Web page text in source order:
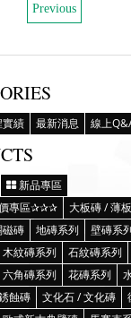
Previous
實績 最新消息 線上
新品專區
專區✰✰✰ 大板磚 / 薄
磁磚 地磚系列 壁磚系
木紋磚系列 石紋磚系列
六角磚系列 花磚系列
蝕磚 文化石 / 文化磚